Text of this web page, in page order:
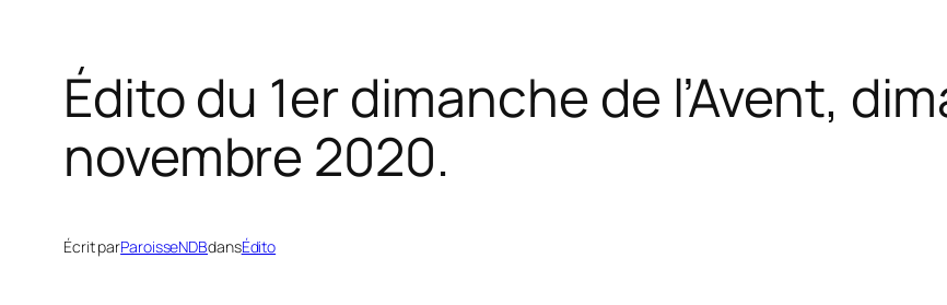
Édito du 1er dimanche de l’Avent,
novembre 2020.
Écrit parParoisseNDBdansÉdito